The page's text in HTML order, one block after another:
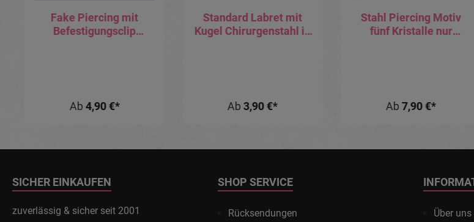
Fake Piercing mit
Befestigungsclip
Ab 4,90 €*
Standard Labret mit
Kugel Chirurgenstahl in
Ab3,90 €*
Stahl Piercing Motiv
fünf Kristalle nur
Ab 7,90 €*
SICHER EINKAUFEN
zuverlässig & sicher seit 2001
SHOP SERVICE
Rücksendungen
Über uns